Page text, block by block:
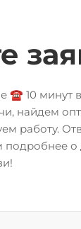
☎️ 10 минут
найдем
работу.
подробнее